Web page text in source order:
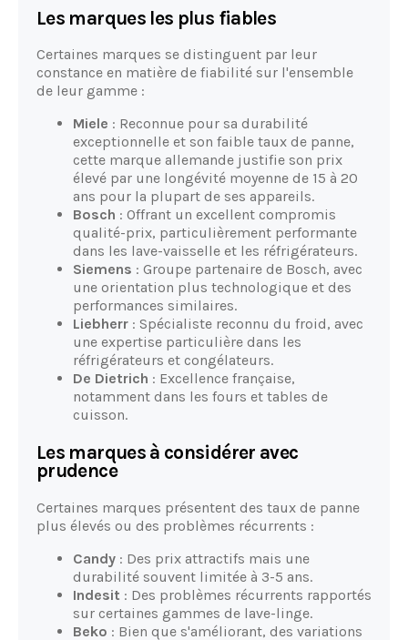
Les marques les plus fiables
Certaines marques se distinguent par leur
constance en matière de fiabilité sur l'ensemble
de leur gamme :
Miele : Reconnue pour sa durabilité
exceptionnelle et son faible taux de panne,
cette marque allemande justifie son prix
élevé par une longévité moyenne de 15 à 20
ans pour la plupart de ses appareils.
Bosch : Offrant un excellent compromis
qualité-prix, particulièrement performante
dans les lave-vaisselle et les réfrigérateurs.
Siemens : Groupe partenaire de Bosch, avec
une orientation plus technologique et des
performances similaires.
Liebherr : Spécialiste reconnu du froid, avec
une expertise particulière dans les
réfrigérateurs et congélateurs.
De Dietrich : Excellence française,
notamment dans les fours et tables de
cuisson.
Les marques à considérer avec
prudence
Certaines marques présentent des taux de panne
plus élevés ou des problèmes récurrents :
Candy : Des prix attractifs mais une
durabilité souvent limitée à 3-5 ans.
Indesit : Des problèmes récurrents rapportés
sur certaines gammes de lave-linge.
Beko : Bien que s'améliorant, des variations